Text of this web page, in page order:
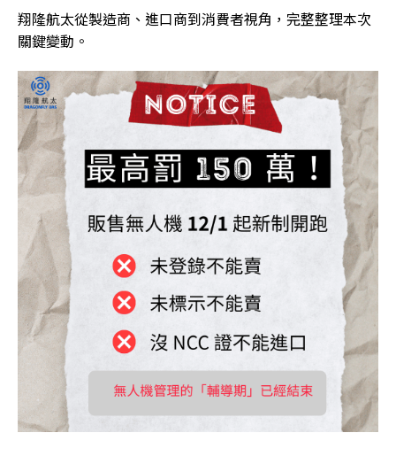
翔隆航太從製造商、進口商到消費者視角，完整整理本次
關鍵變動。